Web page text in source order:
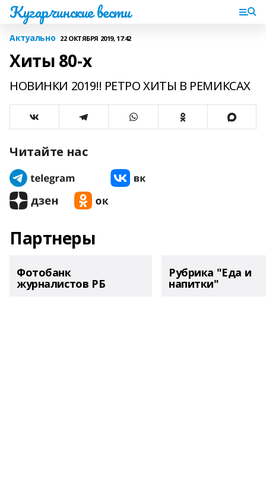
Кугарчинские вести
Актуально 22 ОКТЯБРЯ 2019, 17:42
Хиты 80-х
НОВИНКИ 2019!! РЕТРО ХИТЫ В РЕМИКСАХ
Читайте нас
Партнеры
Фотобанк
журналистов РБ
Рубрика "Еда и
напитки"